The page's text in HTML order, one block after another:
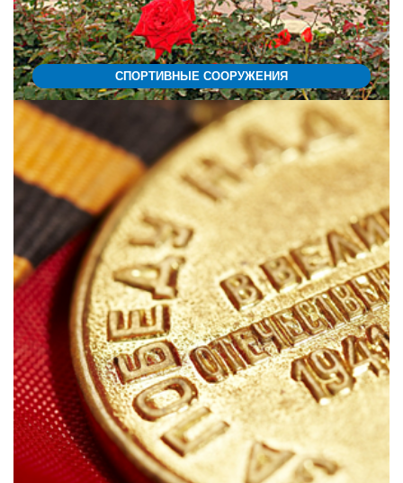
СПОРТИВНЫЕ СООРУЖЕНИЯ